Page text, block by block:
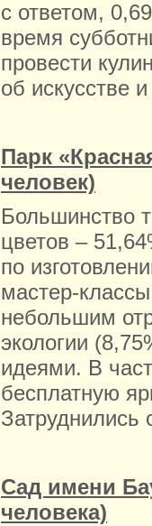
с ответом,
время
провести
об искусстве
Парк
человек)
Большинство
цветов –
по
мастер-
небольшим
экологии
идеями. В
бесплатную
Затруднились
Сад имени
человека)